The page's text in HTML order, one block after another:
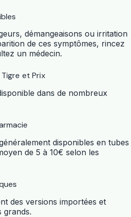
démangeaisons ou irritation
de ces symptômes, rincez
un médecin.
et Prix
dans de nombreux
disponibles en tubes
de 5 à 10€ selon les
des versions importées et
grands.